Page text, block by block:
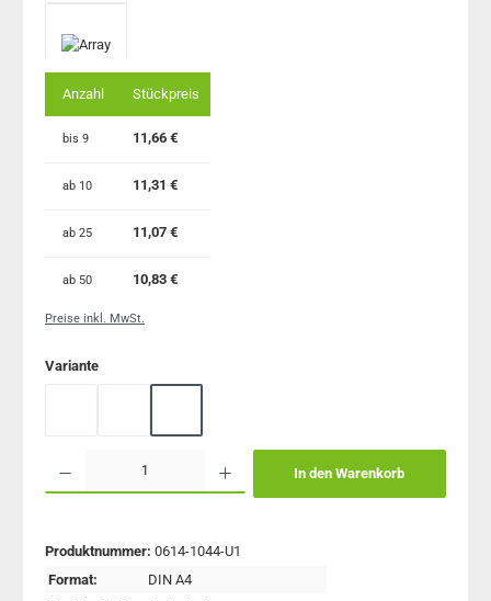
Anzahl Stückpreis
bis 9 11,66 €
ab 10 11,31 €
ab 25 11,07 €
ab 50 10,83 €
Preise inkl. MwSt.
Varianteauswählen
In den Warenkorb
Produktnummer: 0614-1044-U1
Format:
DIN A4